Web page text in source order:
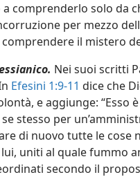
comprenderlo solo da
per mezzo
il mistero
Nei suoi scritti
Efesini 1:9-11 dice che
e aggiunge: “Esso
stesso per
di nuovo tutte le cose
uniti al quale fummo
secondo il